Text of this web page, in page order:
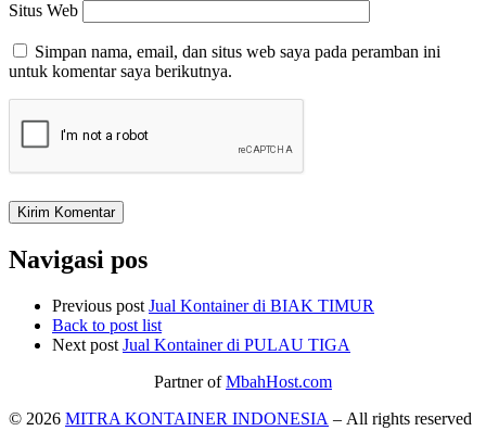
Situs Web
Simpan nama, email, dan situs web saya pada peramban ini
untuk komentar saya berikutnya.
Navigasi pos
Previous post Jual Kontainer di BIAK TIMUR
Back to post list
Next post Jual Kontainer di PULAU TIGA
Partner ofMbahHost.com
© 2026 MITRA KONTAINER INDONESIA – All rights reserved